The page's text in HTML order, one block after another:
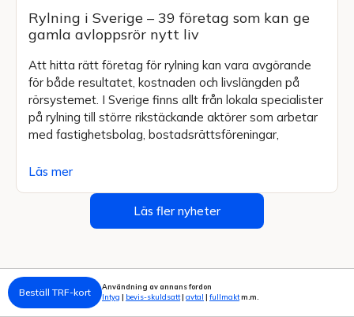
Rylning i Sverige – 39 företag som kan ge
gamla avloppsrör nytt liv
Att hitta rätt företag för rylning kan vara avgörande
för både resultatet, kostnaden och livslängden på
rörsystemet. I Sverige finns allt från lokala specialister
på rylning till större rikstäckande aktörer som arbetar
med fastighetsbolag, bostadsrättsföreningar,
Läs mer
Läs fler nyheter
Beställ TRF-kort
Användning av annans fordon
Intyg
bevis-skuldsatt avtal fullmaktm.m.